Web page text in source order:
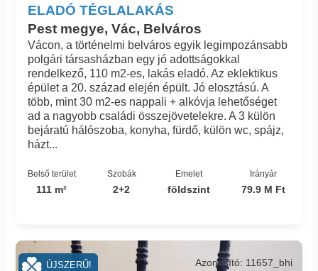
ELADÓ TÉGLALAKÁS
Pest megye, Vác, Belváros
Vácon, a történelmi belváros egyik legimpozánsabb
polgári társasházban egy jó adottságokkal
rendelkező, 110 m2-es, lakás eladó. Az eklektikus
épület a 20. század elején épült. Jó elosztású. A
több, mint 30 m2-es nappali + alkóvja lehetőséget
ad a nagyobb családi összejövetelekre. A 3 külön
bejáratú hálószoba, konyha, fürdő, külön wc, spájz,
házt...
Belső terület
111 m²
Szobák
2+2
Emelet
földszint
Irányár
79.9 M Ft
Azonosító: 11657_bhi
ÚJSZERŰ!